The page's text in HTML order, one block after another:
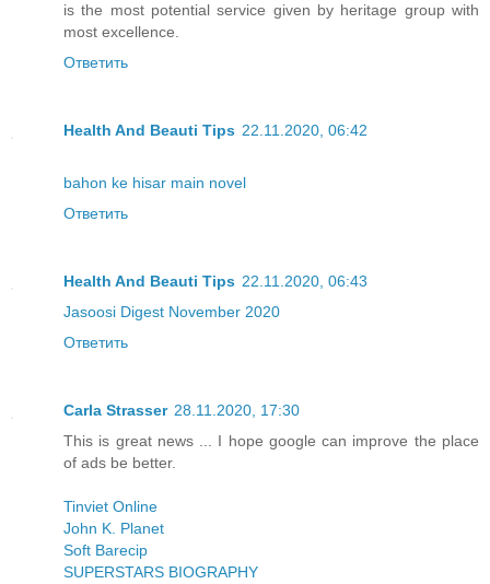
is the most potential service given by heritage group with
most excellence.
Ответить
Health And Beauti Tips 22.11.2020, 06:42
bahon ke hisar main novel
Ответить
Health And Beauti Tips 22.11.2020, 06:43
Jasoosi Digest November 2020
Ответить
Carla Strasser 28.11.2020, 17:30
This is great news ... I hope google can improve the place
of ads be better.
Tinviet Online
John K. Planet
Soft Barecip
SUPERSTARS BIOGRAPHY